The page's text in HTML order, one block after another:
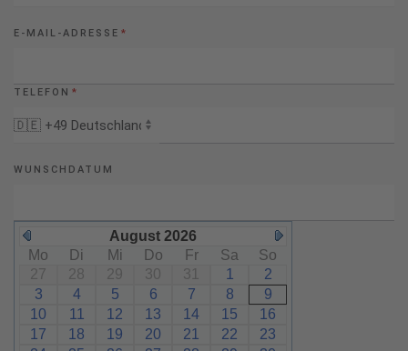
E-MAIL-ADRESSE *
TELEFON *
WUNSCHDATUM
August 2026
Mo
Di Mi Do Fr Sa
So
27
28 29 30 31 1
2
3
4 5 6 7 8
9
10
11 12 13 14 15
16
17
18 19 20 21 22
23